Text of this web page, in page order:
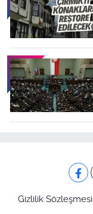
Gizlilik Sözleşmesi